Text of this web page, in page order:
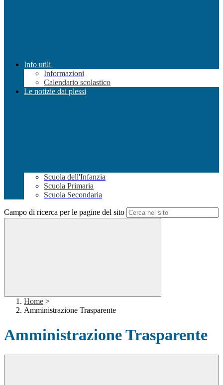
Info utili
Informazioni
Calendario scolastico
Le notizie dai plessi
Scuola dell'Infanzia
Scuola Primaria
Scuola Secondaria
Campo di ricerca per le pagine del sito
Home >
Amministrazione Trasparente
Amministrazione Trasparente